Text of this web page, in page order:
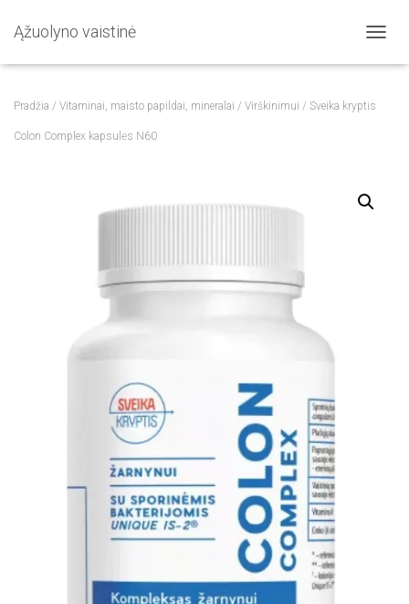
Ąžuolyno vaistinė
O
Pradžia / Vitaminai, maisto papildai, mineralai / Virškinimui / Sveika kryptis
Colon Complex kapsulės N60